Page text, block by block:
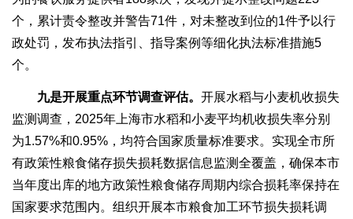
个，累计责令整改并警告71件，对未整改到位的1件予以行
政处罚，发布执法指引、指导案例等细化执法标准措施5
个。
九是开展重点环节调查评估。 开展水稻与小麦机收损失
监测调查，2025年上海市水稻和小麦平均机收损失率分别
为1.57%和0.95%，均符合国家质量标准要求。实现全市所
有政策性粮食储存损失损耗数据信息监测全覆盖，确保本市
当年度出库的地方政策性粮食储存周期内综合损耗率保持在
国家要求范围内。组织开展本市粮食加工环节损失损耗调